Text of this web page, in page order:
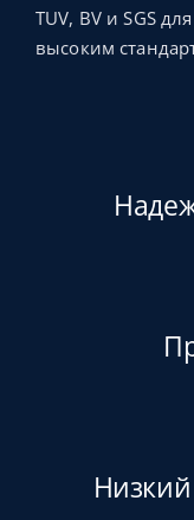
TUV, BV и SGS
высоким